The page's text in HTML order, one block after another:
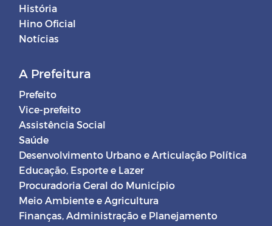
História
Hino Oficial
Notícias
A Prefeitura
Prefeito
Vice-prefeito
Assistência Social
Saúde
Desenvolvimento Urbano e Articulação Política
Educação, Esporte e Lazer
Procuradoria Geral do Município
Meio Ambiente e Agricultura
Finanças, Administração e Planejamento